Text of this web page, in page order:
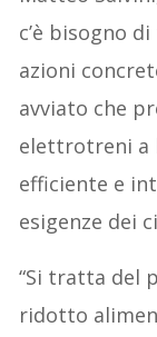
c’è bisogno
azioni
avviato che
elettrotreni a
efficiente e
esigenze dei
“Si tratta del
ridotto